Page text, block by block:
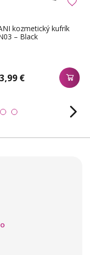
kozmetický kufrík
– Black
€